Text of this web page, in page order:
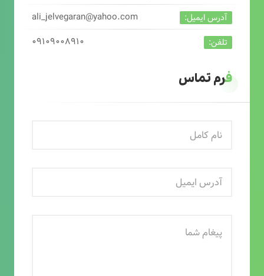
آدرس ایمیل: ali_jelvegaran@yahoo.com
تلفن: ۰۹۱۰۹۰۰۸۹۱۰
فرم تماس